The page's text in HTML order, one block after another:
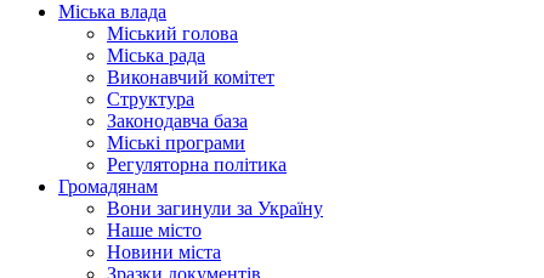
Міська влада
Міський голова
Міська рада
Виконавчий комітет
Структура
Законодавча база
Міські програми
Регуляторна політика
Громадянам
Вони загинули за Україну
Наше місто
Новини міста
Зразки документів